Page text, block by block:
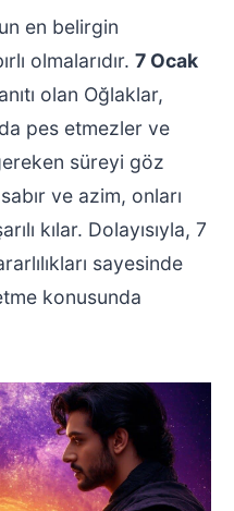
en belirgin
olmalarıdır. 7 Ocak
olan Oğlaklar,
pes etmezler ve
süreyi göz
ve azim, onları
kılar. Dolayısıyla, 7
sayesinde
konusunda